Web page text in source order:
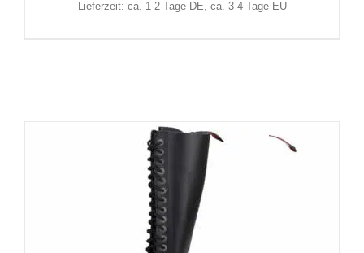
Lieferzeit: ca. 1-2 Tage DE, ca. 3-4 Tage EU